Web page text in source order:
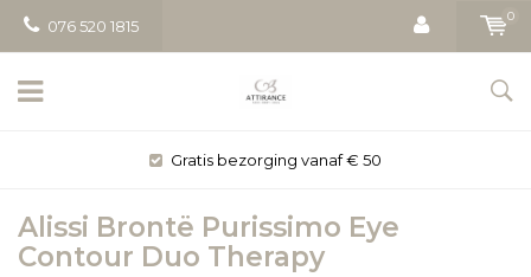
076 520 1815
0
Gratis bezorging vanaf € 50
Alissi Brontë Purissimo Eye
Contour Duo Therapy